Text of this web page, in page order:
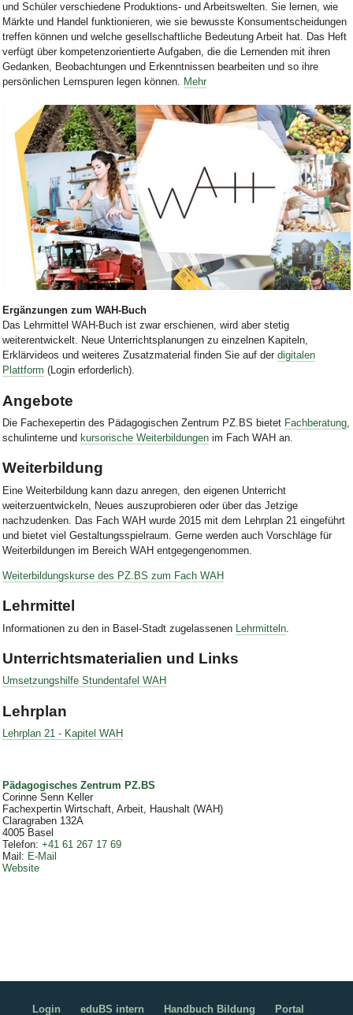
und Schüler verschiedene Produktions- und Arbeitswelten. Sie lernen, wie
Märkte und Handel funktionieren, wie sie bewusste Konsumentscheidungen
treffen können und welche gesellschaftliche Bedeutung Arbeit hat. Das Heft
verfügt über kompetenzorientierte Aufgaben, die die Lernenden mit ihren
Gedanken, Beobachtungen und Erkenntnissen bearbeiten und so ihre
persönlichen Lernspuren legen können. Mehr
Ergänzungen zum WAH-Buch
Das Lehrmittel WAH-Buch ist zwar erschienen, wird aber stetig
weiterentwickelt. Neue Unterrichtsplanungen zu einzelnen Kapiteln,
Erklärvideos und weiteres Zusatzmaterial finden Sie auf der digitalen
Plattform (Login erforderlich).
Angebote
Die Fachexepertin des Pädagogischen Zentrum PZ.BS bietet Fachberatung,
schulinterne und kursorische Weiterbildungenim Fach WAH an.
Weiterbildung
Eine Weiterbildung kann dazu anregen, den eigenen Unterricht
weiterzuentwickeln, Neues auszuprobieren oder über das Jetzige
nachzudenken. Das Fach WAH wurde 2015 mit dem Lehrplan 21 eingeführt
und bietet viel Gestaltungsspielraum. Gerne werden auch Vorschläge für
Weiterbildungen im Bereich WAH entgegengenommen.
Weiterbildungskurse des PZ.BS zum Fach WAH
Lehrmittel
Informationen zu den in Basel-Stadt zugelassenen Lehrmitteln.
Unterrichtsmaterialien und Links
Umsetzungshilfe Stundentafel WAH
Lehrplan
Lehrplan 21 - Kapitel WAH
Pädagogisches Zentrum PZ.BS
Corinne Senn Keller
Fachexpertin Wirtschaft, Arbeit, Haushalt (WAH)
Claragraben 132A
4005 Basel
Telefon: +41 61 267 17 69
Mail: E-Mail
Website
Login eduBS intern Handbuch Bildung Portal